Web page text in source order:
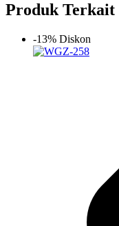
Produk Terkait
-13% Diskon